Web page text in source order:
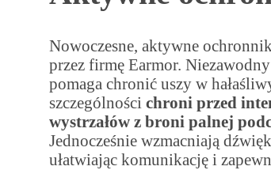
Nowoczesne, aktywne
przez firmę Earmor.
pomaga chronić uszy w
szczególności chroni przed
wystrzałów z broni palnej
Jednocześnie wzmacniają
ułatwiając komunikację i